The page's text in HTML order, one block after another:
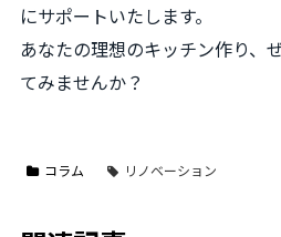
にサポートいたします。
あなたの理想のキッチン作り、
てみませんか？
コラム リノベーション